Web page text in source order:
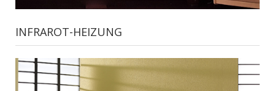
INFRAROT-HEIZUNG